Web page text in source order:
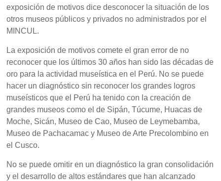
exposición de motivos dice desconocer la situación de los
otros museos públicos y privados no administrados por el
MINCUL.
La exposición de motivos comete el gran error de no
reconocer que los últimos 30 años han sido las décadas de
oro para la actividad museística en el Perú. No se puede
hacer un diagnóstico sin reconocer los grandes logros
museísticos que el Perú ha tenido con la creación de
grandes museos como el de Sipán, Túcume, Huacas de
Moche, Sicán, Museo de Cao, Museo de Leymebamba,
Museo de Pachacamac y Museo de Arte Precolombino en
el Cusco.
No se puede omitir en un diagnóstico la gran consolidación
y el desarrollo de altos estándares que han alcanzado